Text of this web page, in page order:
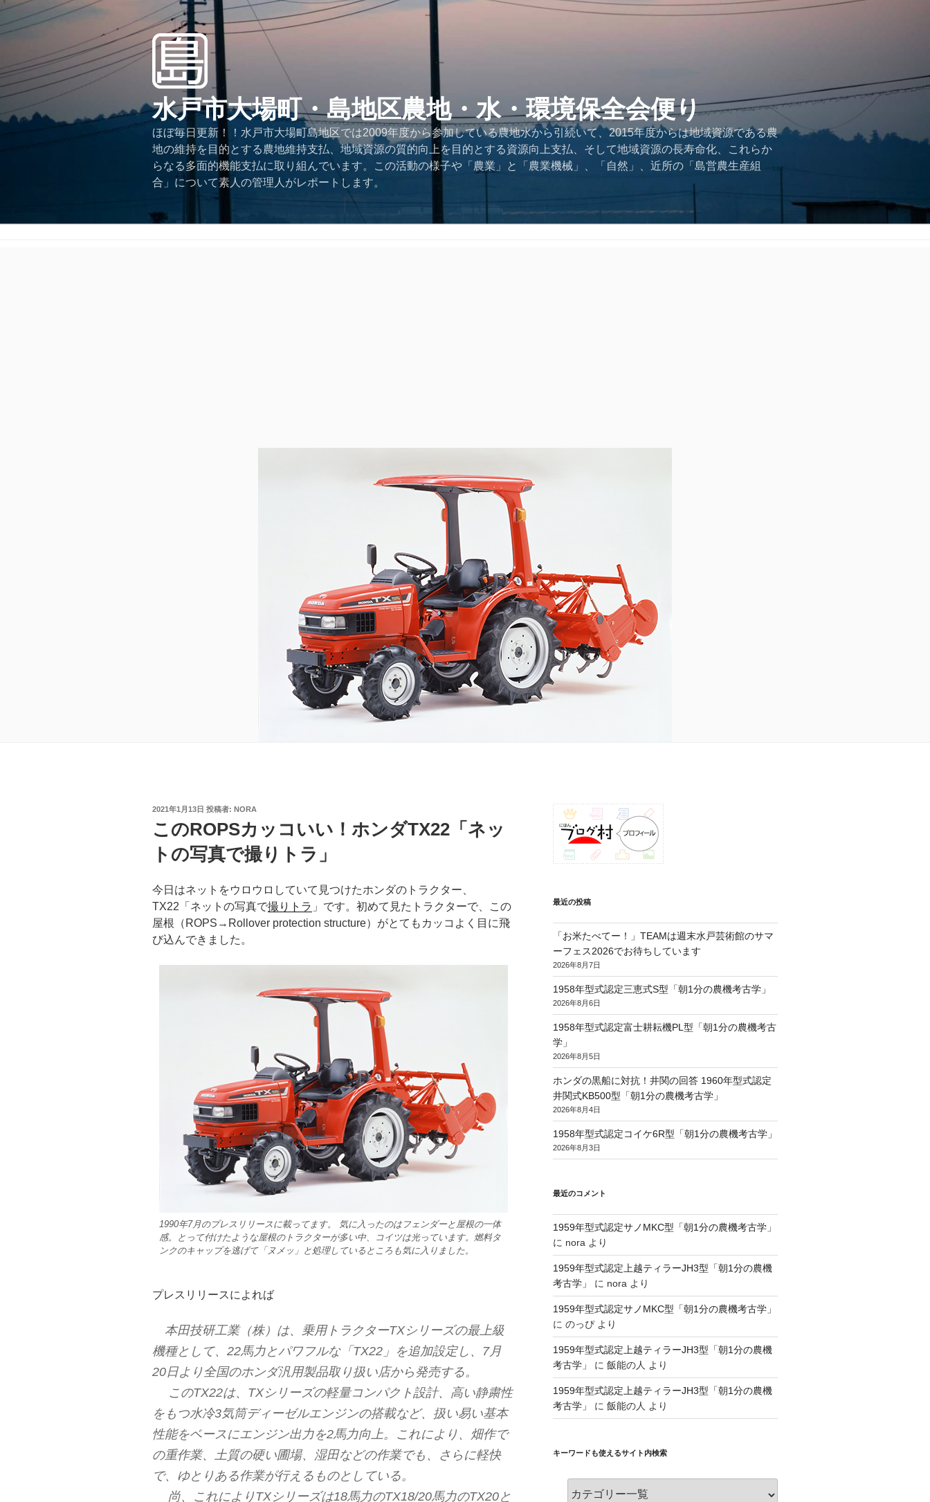
コ
ン
ツ
へ
キ
水戸市大場町・島地区農地・水・環境保全会便り
ほぼ毎日更新！！水戸市大場町島地区では2009年度から参加している農地水から引続いて、2015年度からは地域資源である農
地の維持を目的とする農地維持支払、地域資源の質的向上を目的とする資源向上支払、そして地域資源の長寿命化、これらか
らなる多面的機能支払に取り組んでいます。この活動の様子や「農業」と「農業機械」、「自然」、近所の「島営農生産組
合」について素人の管理人がレポートします。
投
2021年1月13日 投稿者: NORA
このROPSカッコいい！ホンダTX22「ネッ
トの写真で撮りトラ」
今日はネットをウロウロしていて見つけたホンダのトラクター、
TX22「ネットの写真で撮りトラ 」です。初めて見たトラクターで、この
屋根（ROPS→Rollover protection structure）がとてもカッコよく目に飛
び込んできました。
1990年7月のプレスリリースに載ってます。 気に入ったのはフェンダーと屋根の一体
感。とって付けたような屋根のトラクターが多い中、コイツは光っています。燃料タ
ンクのキャップを逃げて「ヌメッ」と処理しているところも気に入りました。
プレスリリースによれば
本田技研工業（株）は、乗用トラクターTXシリーズの最上級
機種として、22馬力とパワフルな「TX22」を追加設定し、7月
20日より全国のホンダ汎用製品取り扱い店から発売する。
このTX22は、TXシリーズの軽量コンパクト設計、高い静粛性
をもつ水冷3気筒ディーゼルエンジンの搭載など、扱い易い基本
性能をベースにエンジン出力を2馬力向上。これにより、畑作で
の重作業、土質の硬い圃場、湿田などの作業でも、さらに軽快
で、ゆとりある作業が行えるものとしている。
尚、これによりTXシリーズは18馬力のTX18/20馬力のTX20と
最近の投稿
「お米たべてー！」TEAMは週末水戸芸術館のサマ
ーフェス2026でお待ちしています
2026年8月7日
1958年型式認定三恵式S型「朝1分の農機考古学」
2026年8月6日
1958年型式認定富士耕耘機PL型「朝1分の農機考古
学」
2026年8月5日
ホンダの黒船に対抗！井関の回答 1960年型式認定
井関式KB500型「朝1分の農機考古学」
2026年8月4日
1958年型式認定コイケ6R型「朝1分の農機考古学」
2026年8月3日
最近のコメント
1959年型式認定サノMKC型「朝1分の農機考古学」
に nora より
1959年型式認定上越ティラーJH3型「朝1分の農機
考古学」
に nora より
1959年型式認定サノMKC型「朝1分の農機考古学」
に のっぴより
1959年型式認定上越ティラーJH3型「朝1分の農機
考古学」
に 飯能の人 より
1959年型式認定上越ティラーJH3型「朝1分の農機
考古学」
に 飯能の人 より
キーワードも使えるサイト内検索